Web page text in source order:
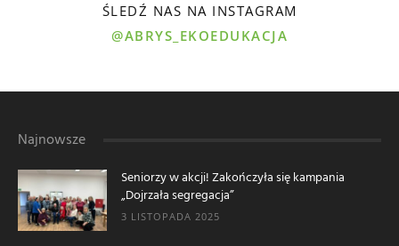
ŚLEDŹ NAS NA INSTAGRAM
@ABRYS_EKOEDUKACJA
Najnowsze
Seniorzy w akcji! Zakończyła się kampania
„Dojrzała segregacja”
3 LISTOPADA 2025